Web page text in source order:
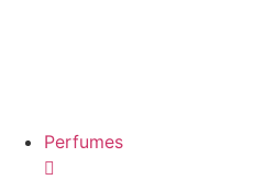
Perfumes